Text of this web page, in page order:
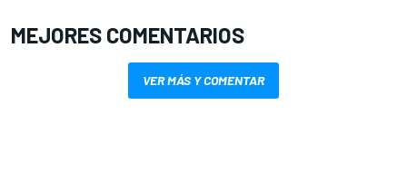
MEJORES COMENTARIOS
VER MÁS Y COMENTAR